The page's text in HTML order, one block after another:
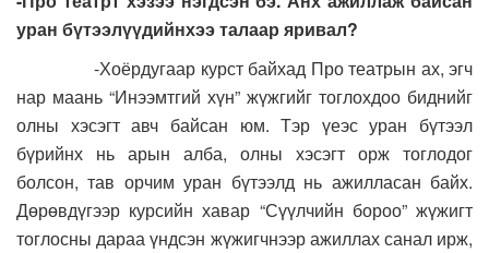
уран бүтээлүүдийнхээ талаар яривал?
-Хоёрдугаар курст байхад Про театрын ах, эгч
нар маань “Инээмтгий хүн” жүжгийг тоглохдоо биднийг
олны хэсэгт авч байсан юм. Тэр үеэс уран бүтээл
бүрийнх нь арын алба, олны хэсэгт орж тоглодог
болсон, тав орчим уран бүтээлд нь ажилласан байх.
Дөрөвдүгээр курсийн хавар “Сүүлчийн бороо” жүжигт
тоглосны дараа үндсэн жүжигчнээр ажиллах санал ирж,